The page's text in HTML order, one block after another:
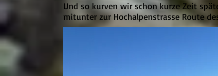
Und so kurven wir schon kurze Zeit
mitunter zur Hochalpenstrasse Route